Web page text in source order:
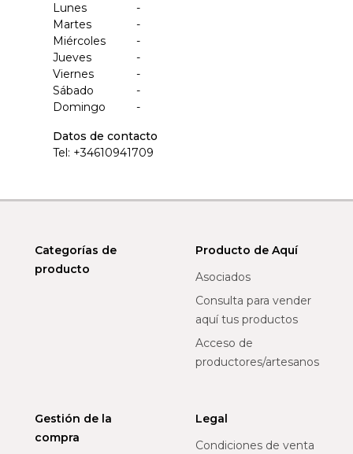
Lunes
-
Martes
-
Miércoles
-
Jueves
-
Viernes
-
Sábado
-
Domingo
-
Datos de contacto
Tel: +34610941709
Categorías de
producto
Producto de Aquí
Asociados
Consulta para vender
aquí tus productos
Acceso de
productores/artesanos
Gestión de la
compra
Legal
Condiciones de venta